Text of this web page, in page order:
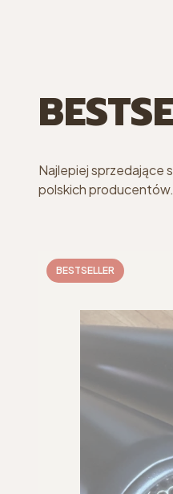
Najlepiej sprzedające
polskich
BESTSELLER